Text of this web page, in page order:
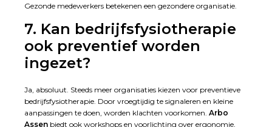
Gezonde medewerkers betekenen een gezondere organisatie.
7. Kan bedrijfsfysiotherapie
ook preventief worden
ingezet?
Ja, absoluut. Steeds meer organisaties kiezen voor preventieve
bedrijfsfysiotherapie. Door vroegtijdig te signaleren en kleine
aanpassingen te doen, worden klachten voorkomen. Arbo
Assen biedt ook workshops en voorlichting over ergonomie,